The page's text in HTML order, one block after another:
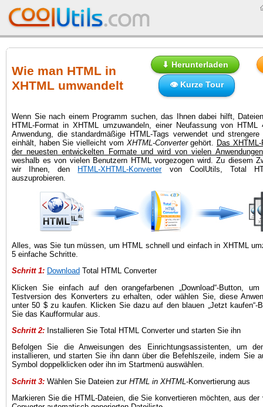
Wie man HTML in
XHTML umwandelt
⬇ Herunterladen
👁 Kurze Tour
Wenn Sie nach einem Programm suchen, das Ihnen dabei hilft,
HTML-Format in XHTML umzuwandeln, einer Neufassung von
Anwendung, die standardmäßige HTML-Tags verwendet und strengere
einhält, haben Sie vielleicht vom XHTML-Convertergehört. Das
der neuesten entwickelten Formate und wird von vielen
weshalb es von vielen Benutzern HTML vorgezogen wird. Zu diesem
wir Ihnen, den
HTML-XHTML-Konvertervon CoolUtils, Total
auszuprobieren.
Alles, was Sie tun müssen, um HTML schnell und einfach in XHTML
5 einfache Schritte.
Schritt 1: Download Total HTML Converter
Klicken Sie einfach auf den orangefarbenen „Download“-Button,
Testversion des Konverters zu erhalten, oder wählen Sie, diese
unter 50 $ zu kaufen. Klicken Sie dazu auf den blauen „Jetzt kaufen“-
Sie das Kaufformular aus.
Schritt 2: Installieren Sie Total HTML Converter und starten Sie ihn
Befolgen Sie die Anweisungen des Einrichtungsassistenten, um
installieren, und starten Sie ihn dann über die Befehlszeile, indem Sie
Symbol doppelklicken oder ihn im Startmenü auswählen.
Schritt 3: Wählen Sie Dateien zur HTML in XHTML -Konvertierung aus
Markieren Sie die HTML-Dateien, die Sie konvertieren möchten, aus der